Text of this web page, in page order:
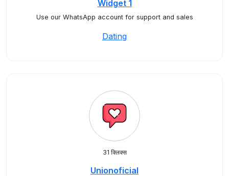
Widget 1
Use our WhatsApp account for support and sales
Dating
31 क्लिक्स
Unionoficial